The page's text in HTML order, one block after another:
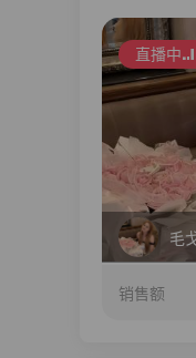
直播中
销售额